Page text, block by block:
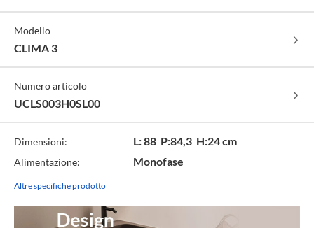
Modello
CLIMA 3
Numero articolo
UCLS003H0SL00
Dimensioni: L: 88 P:84,3 H:24 cm
Alimentazione: Monofase
Altre specifiche prodotto